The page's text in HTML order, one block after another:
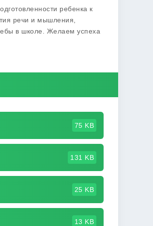
ребенка к
речи и мышления,
в школе. Желаем успеха
75 KB
131 KB
25 KB
13 KB